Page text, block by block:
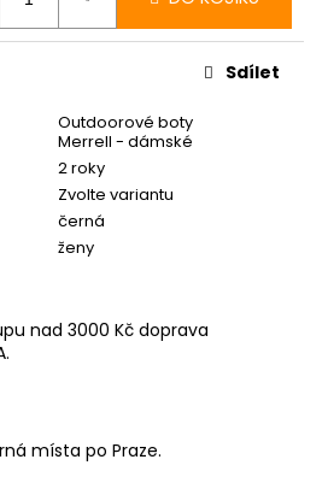
Outdoorové boty
Merrell - dámské
2 roky
Zvolte variantu
černá
ženy
Sdílet
nad 3000 Kč doprava
místa po Praze.